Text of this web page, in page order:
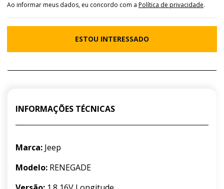
Ao informar meus dados, eu concordo com a Política de privacidade.
ESTOU INTERESSADO
INFORMAÇÕES TÉCNICAS
Marca: Jeep
Modelo: RENEGADE